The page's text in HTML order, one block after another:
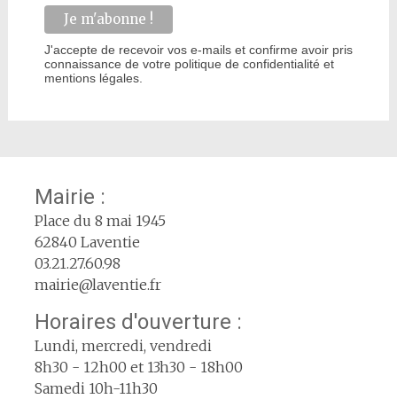
J'accepte de recevoir vos e-mails et confirme avoir pris
connaissance de votre politique de confidentialité et
mentions légales.
Mairie :
Place du 8 mai 1945
62840 Laventie
03.21.27.60.98
mairie@laventie.fr
Horaires d'ouverture :
Lundi, mercredi, vendredi
8h30 - 12h00 et 13h30 - 18h00
Samedi 10h-11h30